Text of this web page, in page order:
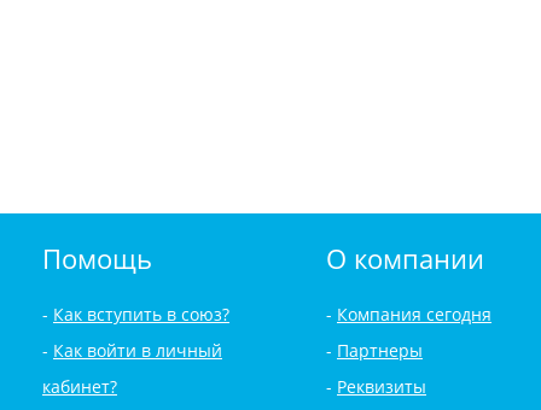
Помощь
Как вступить в союз?
Как войти в личный
кабинет?
О компании
Компания сегодня
Партнеры
Реквизиты